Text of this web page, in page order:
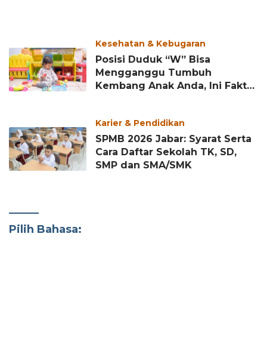
Kesehatan & Kebugaran
Posisi Duduk “W” Bisa
Mengganggu Tumbuh
Kembang Anak Anda, Ini Fakta
Karier & Pendidikan
SPMB 2026 Jabar: Syarat Serta
Cara Daftar Sekolah TK, SD,
SMP dan SMA/SMK
Pilih Bahasa: